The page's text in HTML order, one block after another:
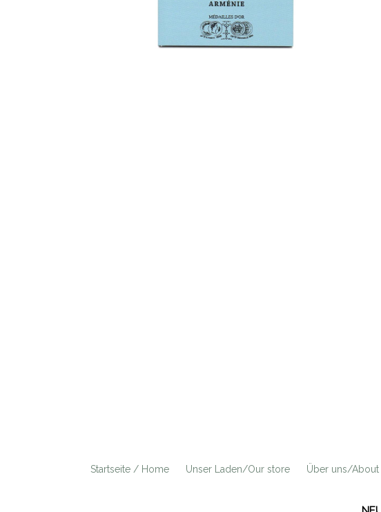
Startseite / Home Unser Laden/Our store Über uns/About